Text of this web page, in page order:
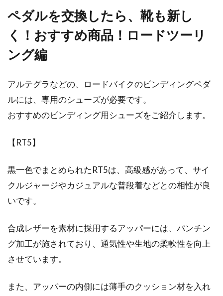
ペダルを交換したら、靴も新し
く！おすすめ商品！ロードツーリ
ング編
アルテグラなどの、ロードバイクのビンディングペダ
ルには、専用のシューズが必要です。
おすすめのビンディング用シューズをご紹介します。
【RT5】
黒一色でまとめられたRT5は、高級感があって、サイ
クルジャージやカジュアルな普段着などとの相性が良
いです。
合成レザーを素材に採用するアッパーには、パンチン
グ加工が施されており、通気性や生地の柔軟性を向上
させています。
また、アッパーの内側には薄手のクッション材を入れ